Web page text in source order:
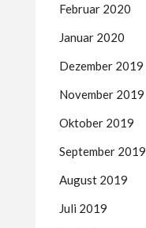
Februar 2020
Januar 2020
Dezember 2019
November 2019
Oktober 2019
September 2019
August 2019
Juli 2019